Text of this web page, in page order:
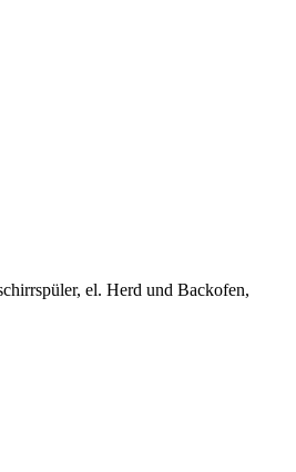
el. Herd und Backofen,